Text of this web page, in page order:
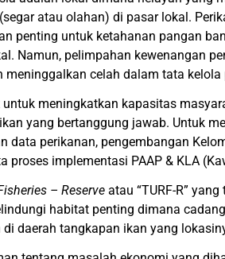
atau olahan) di pasar lokal.
penting untuk ketahanan pangan
Namun, pelimpahan kewenangan
celah dalam tata
meningkatkan kapasitas
yang bertanggung jawab. Untuk
perikanan, pengembangan
implementasi PAAP & KLA
– Reserve atau “TURF-R”
habitat penting dimana
daerah tangkapan ikan yang